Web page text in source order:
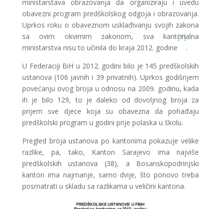
ministarstava obrazovanja da organiziraju i uvedu
obavezni program predškolskog odgoja i obrazovanja.
Uprkos roku o obaveznom usklađivanju svojih zakona
sa ovim okvirnim zakonom, sva kantonalna
ministarstva nisu to učinila do kraja 2012. godine
[1]
.
U Federaciji BiH u 2012. godini bilo je 145 predškolskih
ustanova (106 javnih i 39 privatnih). Uprkos godišnjem
povećanju ovog broja u odnosu na 2009. godinu, kada
ih je bilo 129, to je daleko od dovoljnog broja za
prijem sve djece koja su obavezna da pohađaju
predškolski program u godini prije polaska u školu.
Pregled broja ustanova po kantonima pokazuje velike
razlike, pa, tako, Kanton Sarajevo ima najviše
predškolskih ustanova (38), a Bosanskopodrinjski
kanton ima najmanje, samo dvije, što ponovo treba
posmatrati u skladu sa razlikama u veličini kantona.